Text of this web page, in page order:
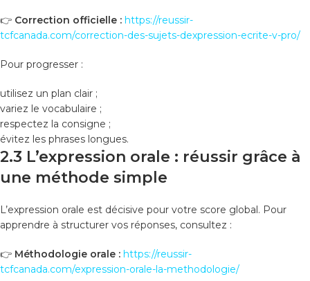
👉 Correction officielle : https://reussir-
tcfcanada.com/correction-des-sujets-dexpression-ecrite-v-pro/
Pour progresser :
utilisez un plan clair ;
variez le vocabulaire ;
respectez la consigne ;
évitez les phrases longues.
2.3 L’expression orale : réussir grâce à
une méthode simple
L’expression orale est décisive pour votre score global. Pour
apprendre à structurer vos réponses, consultez :
👉 Méthodologie orale : https://reussir-
tcfcanada.com/expression-orale-la-methodologie/